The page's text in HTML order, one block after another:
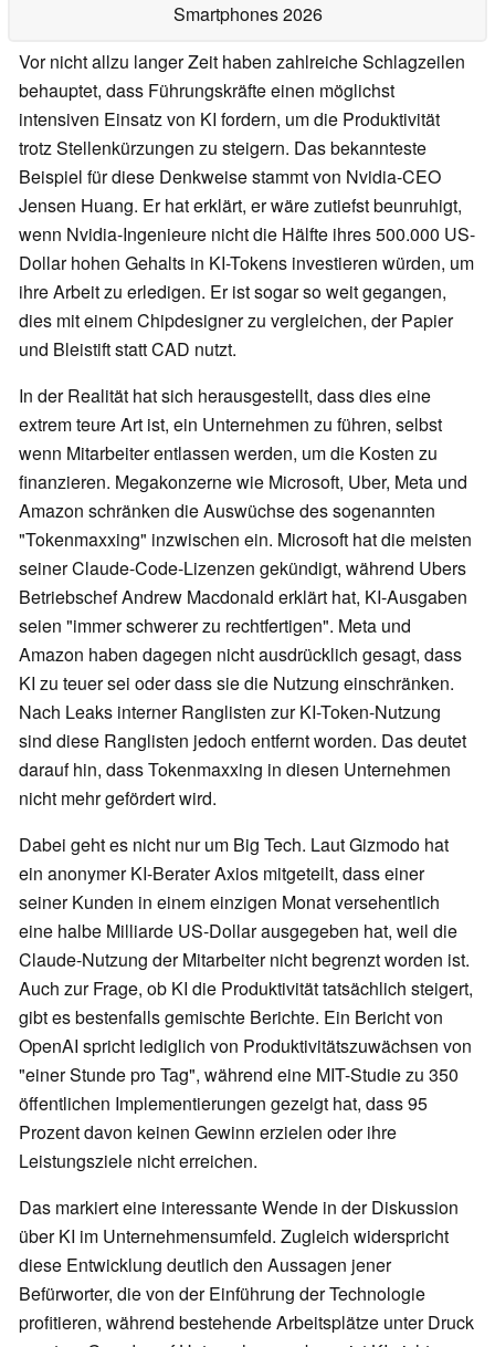
Smartphones 2026
Vor nicht allzu langer Zeit haben zahlreiche Schlagzeilen
behauptet, dass Führungskräfte einen möglichst
intensiven Einsatz von KI fordern, um die Produktivität
trotz Stellenkürzungen zu steigern. Das bekannteste
Beispiel für diese Denkweise stammt von Nvidia-CEO
Jensen Huang. Er hat erklärt, er wäre zutiefst beunruhigt,
wenn Nvidia-Ingenieure nicht die Hälfte ihres 500.000 US-
Dollar hohen Gehalts in KI-Tokens investieren würden, um
ihre Arbeit zu erledigen. Er ist sogar so weit gegangen,
dies mit einem Chipdesigner zu vergleichen, der Papier
und Bleistift statt CAD nutzt.
In der Realität hat sich herausgestellt, dass dies eine
extrem teure Art ist, ein Unternehmen zu führen, selbst
wenn Mitarbeiter entlassen werden, um die Kosten zu
finanzieren. Megakonzerne wie Microsoft, Uber, Meta und
Amazon schränken die Auswüchse des sogenannten
"Tokenmaxxing" inzwischen ein. Microsoft hat die meisten
seiner Claude-Code-Lizenzen gekündigt, während Ubers
Betriebschef Andrew Macdonald erklärt hat, KI-Ausgaben
seien "immer schwerer zu rechtfertigen". Meta und
Amazon haben dagegen nicht ausdrücklich gesagt, dass
KI zu teuer sei oder dass sie die Nutzung einschränken.
Nach Leaks interner Ranglisten zur KI-Token-Nutzung
sind diese Ranglisten jedoch entfernt worden. Das deutet
darauf hin, dass Tokenmaxxing in diesen Unternehmen
nicht mehr gefördert wird.
Dabei geht es nicht nur um Big Tech. Laut Gizmodo hat
ein anonymer KI-Berater Axios mitgeteilt, dass einer
seiner Kunden in einem einzigen Monat versehentlich
eine halbe Milliarde US-Dollar ausgegeben hat, weil die
Claude-Nutzung der Mitarbeiter nicht begrenzt worden ist.
Auch zur Frage, ob KI die Produktivität tatsächlich steigert,
gibt es bestenfalls gemischte Berichte. Ein Bericht von
OpenAI spricht lediglich von Produktivitätszuwächsen von
"einer Stunde pro Tag", während eine MIT-Studie zu 350
öffentlichen Implementierungen gezeigt hat, dass 95
Prozent davon keinen Gewinn erzielen oder ihre
Leistungsziele nicht erreichen.
Das markiert eine interessante Wende in der Diskussion
über KI im Unternehmensumfeld. Zugleich widerspricht
diese Entwicklung deutlich den Aussagen jener
Befürworter, die von der Einführung der Technologie
profitieren, während bestehende Arbeitsplätze unter Druck